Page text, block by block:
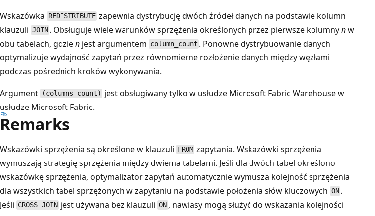
Wskazówka REDISTRIBUTE zapewnia dystrybucję dwóch źródeł danych na podstawie kolumn
klauzuli JOIN . Obsługuje wiele warunków sprzężenia określonych przez pierwsze kolumnynw
obu tabelach, gdzien jest argumentem column_count . Ponowne dystrybuowanie danych
optymalizuje wydajność zapytań przez równomierne rozłożenie danych między węzłami
podczas pośrednich kroków wykonywania.
Argument
(columns_count) jest obsługiwany tylko w usłudze Microsoft Fabric Warehouse w
usłudze Microsoft Fabric.
Remarks
Wskazówki sprzężenia są określone w klauzuli FROM zapytania. Wskazówki sprzężenia
wymuszają strategię sprzężenia między dwiema tabelami. Jeśli dla dwóch tabel określono
wskazówkę sprzężenia, optymalizator zapytań automatycznie wymusza kolejność sprzężenia
dla wszystkich tabel sprzężonych w zapytaniu na podstawie położenia słów kluczowych ON .
Jeśli CROSS JOIN jest używana bez klauzuliON, nawiasy mogą służyć do wskazania kolejności